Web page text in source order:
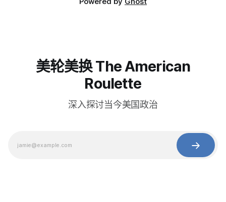
美轮美换 The American
Roulette
深入探讨当今美国政治